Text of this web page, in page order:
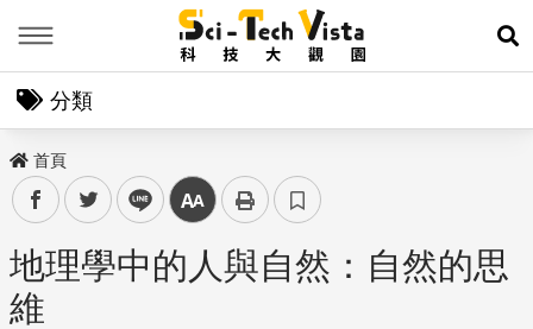
展
分類
首頁
facebooktwitter line 中
地理學中的人與自然：自然的思
維